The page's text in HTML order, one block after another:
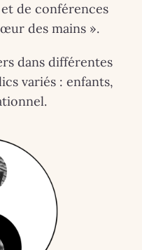
de conférences
des mains ».
dans différentes
variés : enfants,